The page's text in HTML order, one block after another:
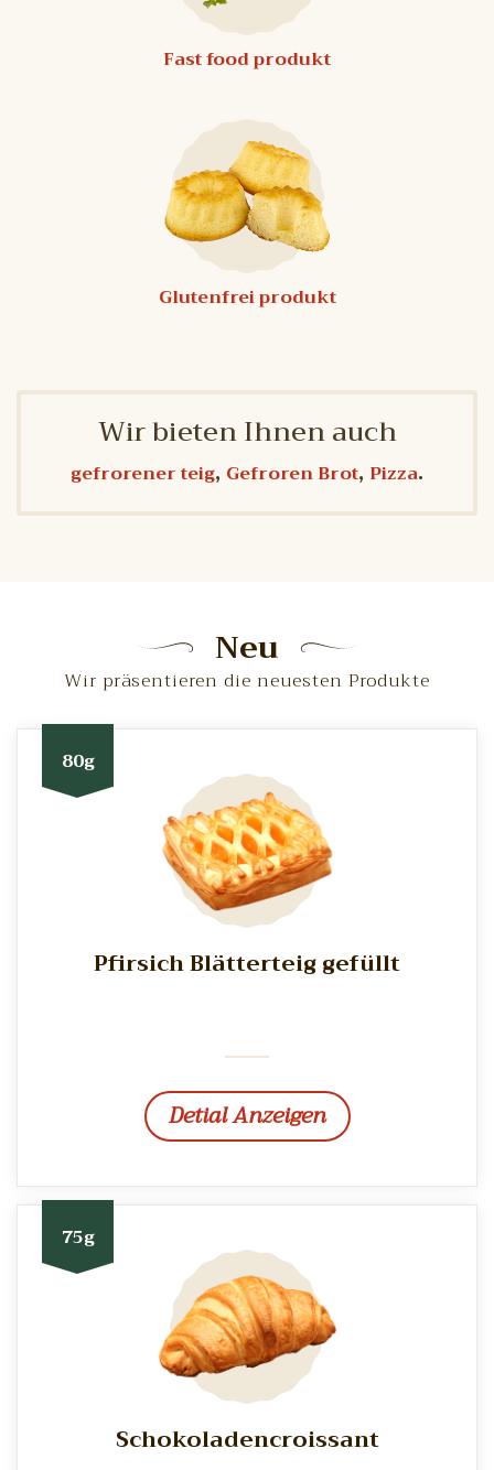
Fast food produkt
Glutenfrei produkt
Wir bieten Ihnen auch
gefrorener teig, Gefroren Brot, Pizza.
Neu
Wir präsentieren die neuesten Produkte
80g
Pfirsich Blätterteig gefüllt
Detial Anzeigen
75g
Schokoladencroissant